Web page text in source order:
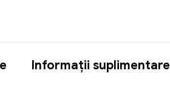
Informații suplimentare